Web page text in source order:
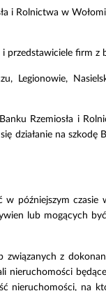
i Rolnictwa w
przedstawiciele firm z
Legionowie,
Rzemiosła i
działanie na
w późniejszym
lub mogących
z
nieruchomości
nieruchomości, na